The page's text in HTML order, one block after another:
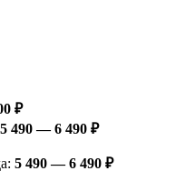
₽
5 490 — 6 490 ₽
5 490 — 6 490 ₽